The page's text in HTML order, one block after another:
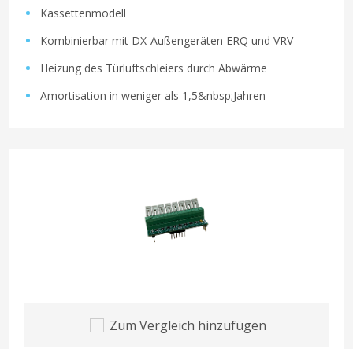
Kassettenmodell
Kombinierbar mit DX-Außengeräten ERQ und VRV
Heizung des Türluftschleiers durch Abwärme
Amortisation in weniger als 1,5&nbsp;Jahren
Zum Vergleich hinzufügen